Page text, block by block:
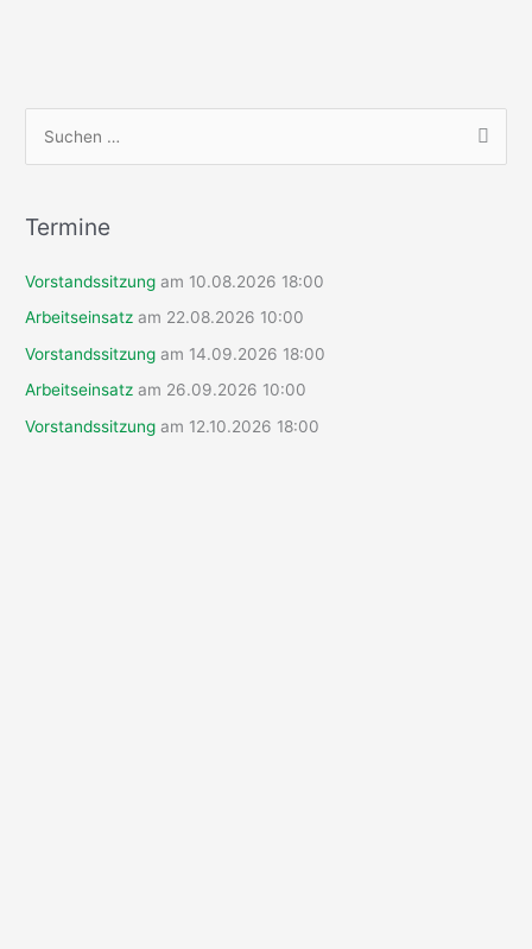
h
n
n
a
Termine
Vorstandssitzung am 10.08.2026 18:00
Arbeitseinsatz am 22.08.2026 10:00
Vorstandssitzung am 14.09.2026 18:00
Arbeitseinsatz am 26.09.2026 10:00
Vorstandssitzung am 12.10.2026 18:00